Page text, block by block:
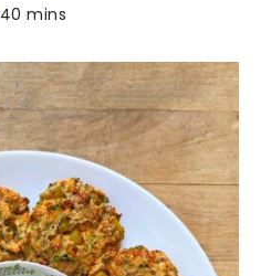
40 mins